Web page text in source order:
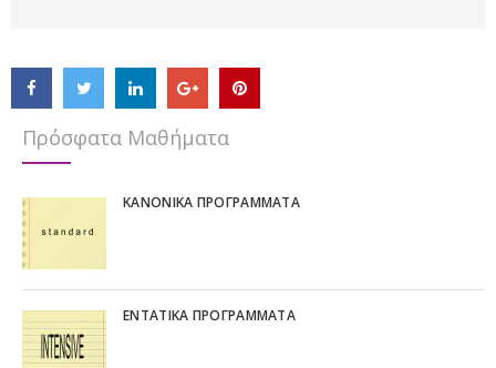
Πρόσφατα Μαθήματα
ΚΑΝΟΝΙΚΆ ΠΡΟΓΡΆΜΜΑΤΑ
ΕΝΤΑΤΙΚΆ ΠΡΟΓΡΆΜΜΑΤΑ